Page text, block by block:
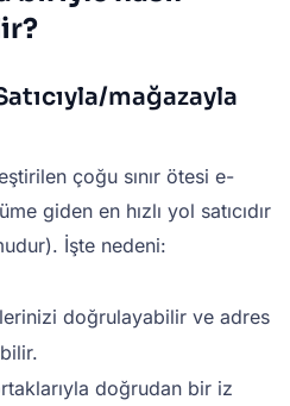
mağazayla
çoğu sınır ötesi e-
giden en hızlı yol satıcıdır
İşte nedeni:
doğrulayabilir ve adres
doğrudan bir iz